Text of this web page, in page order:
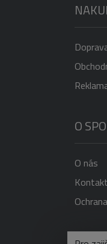
O
O nás